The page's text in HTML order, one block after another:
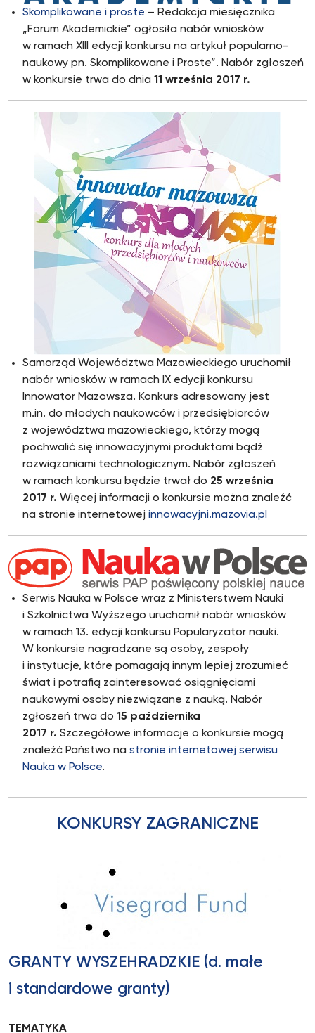
Skomplikowane i proste – Redakcja miesięcznika
„Forum Akademickie” ogłosiła nabór wniosków
w ramach XIII edycji konkursu na artykuł popularno-
naukowy pn. Skomplikowane i Proste”. Nabór zgłoszeń
w konkursie trwa do dnia 11 września 2017 r.
Samorząd Województwa Mazowieckiego uruchomił
nabór wniosków w ramach IX edycji konkursu
Innowator Mazowsza. Konkurs adresowany jest
m.in. do młodych naukowców i przedsiębiorców
z województwa mazowieckiego, którzy mogą
pochwalić się innowacyjnymi produktami bądź
rozwiązaniami technologicznym. Nabór zgłoszeń
w ramach konkursu będzie trwał do 25 września
2017 r. Więcej informacji o konkursie można znaleźć
na stronie internetowej innowacyjni.mazovia.pl
Serwis Nauka w Polsce wraz z Ministerstwem Nauki
i Szkolnictwa Wyższego uruchomił nabór wniosków
w ramach 13. edycji konkursu Popularyzator nauki.
W konkursie nagradzane są osoby, zespoły
i instytucje, które pomagają innym lepiej zrozumieć
świat i potrafią zainteresować osiągnięciami
naukowymi osoby niezwiązane z nauką. Nabór
zgłoszeń trwa do 15 października
2017 r. Szczegółowe informacje o konkursie mogą
znaleźć Państwo na stronie internetowej serwisu
Nauka w Polsce.
KONKURSY ZAGRANICZNE
GRANTY WYSZEHRADZKIE (d. małe
i standardowe granty)
TEMATYKA